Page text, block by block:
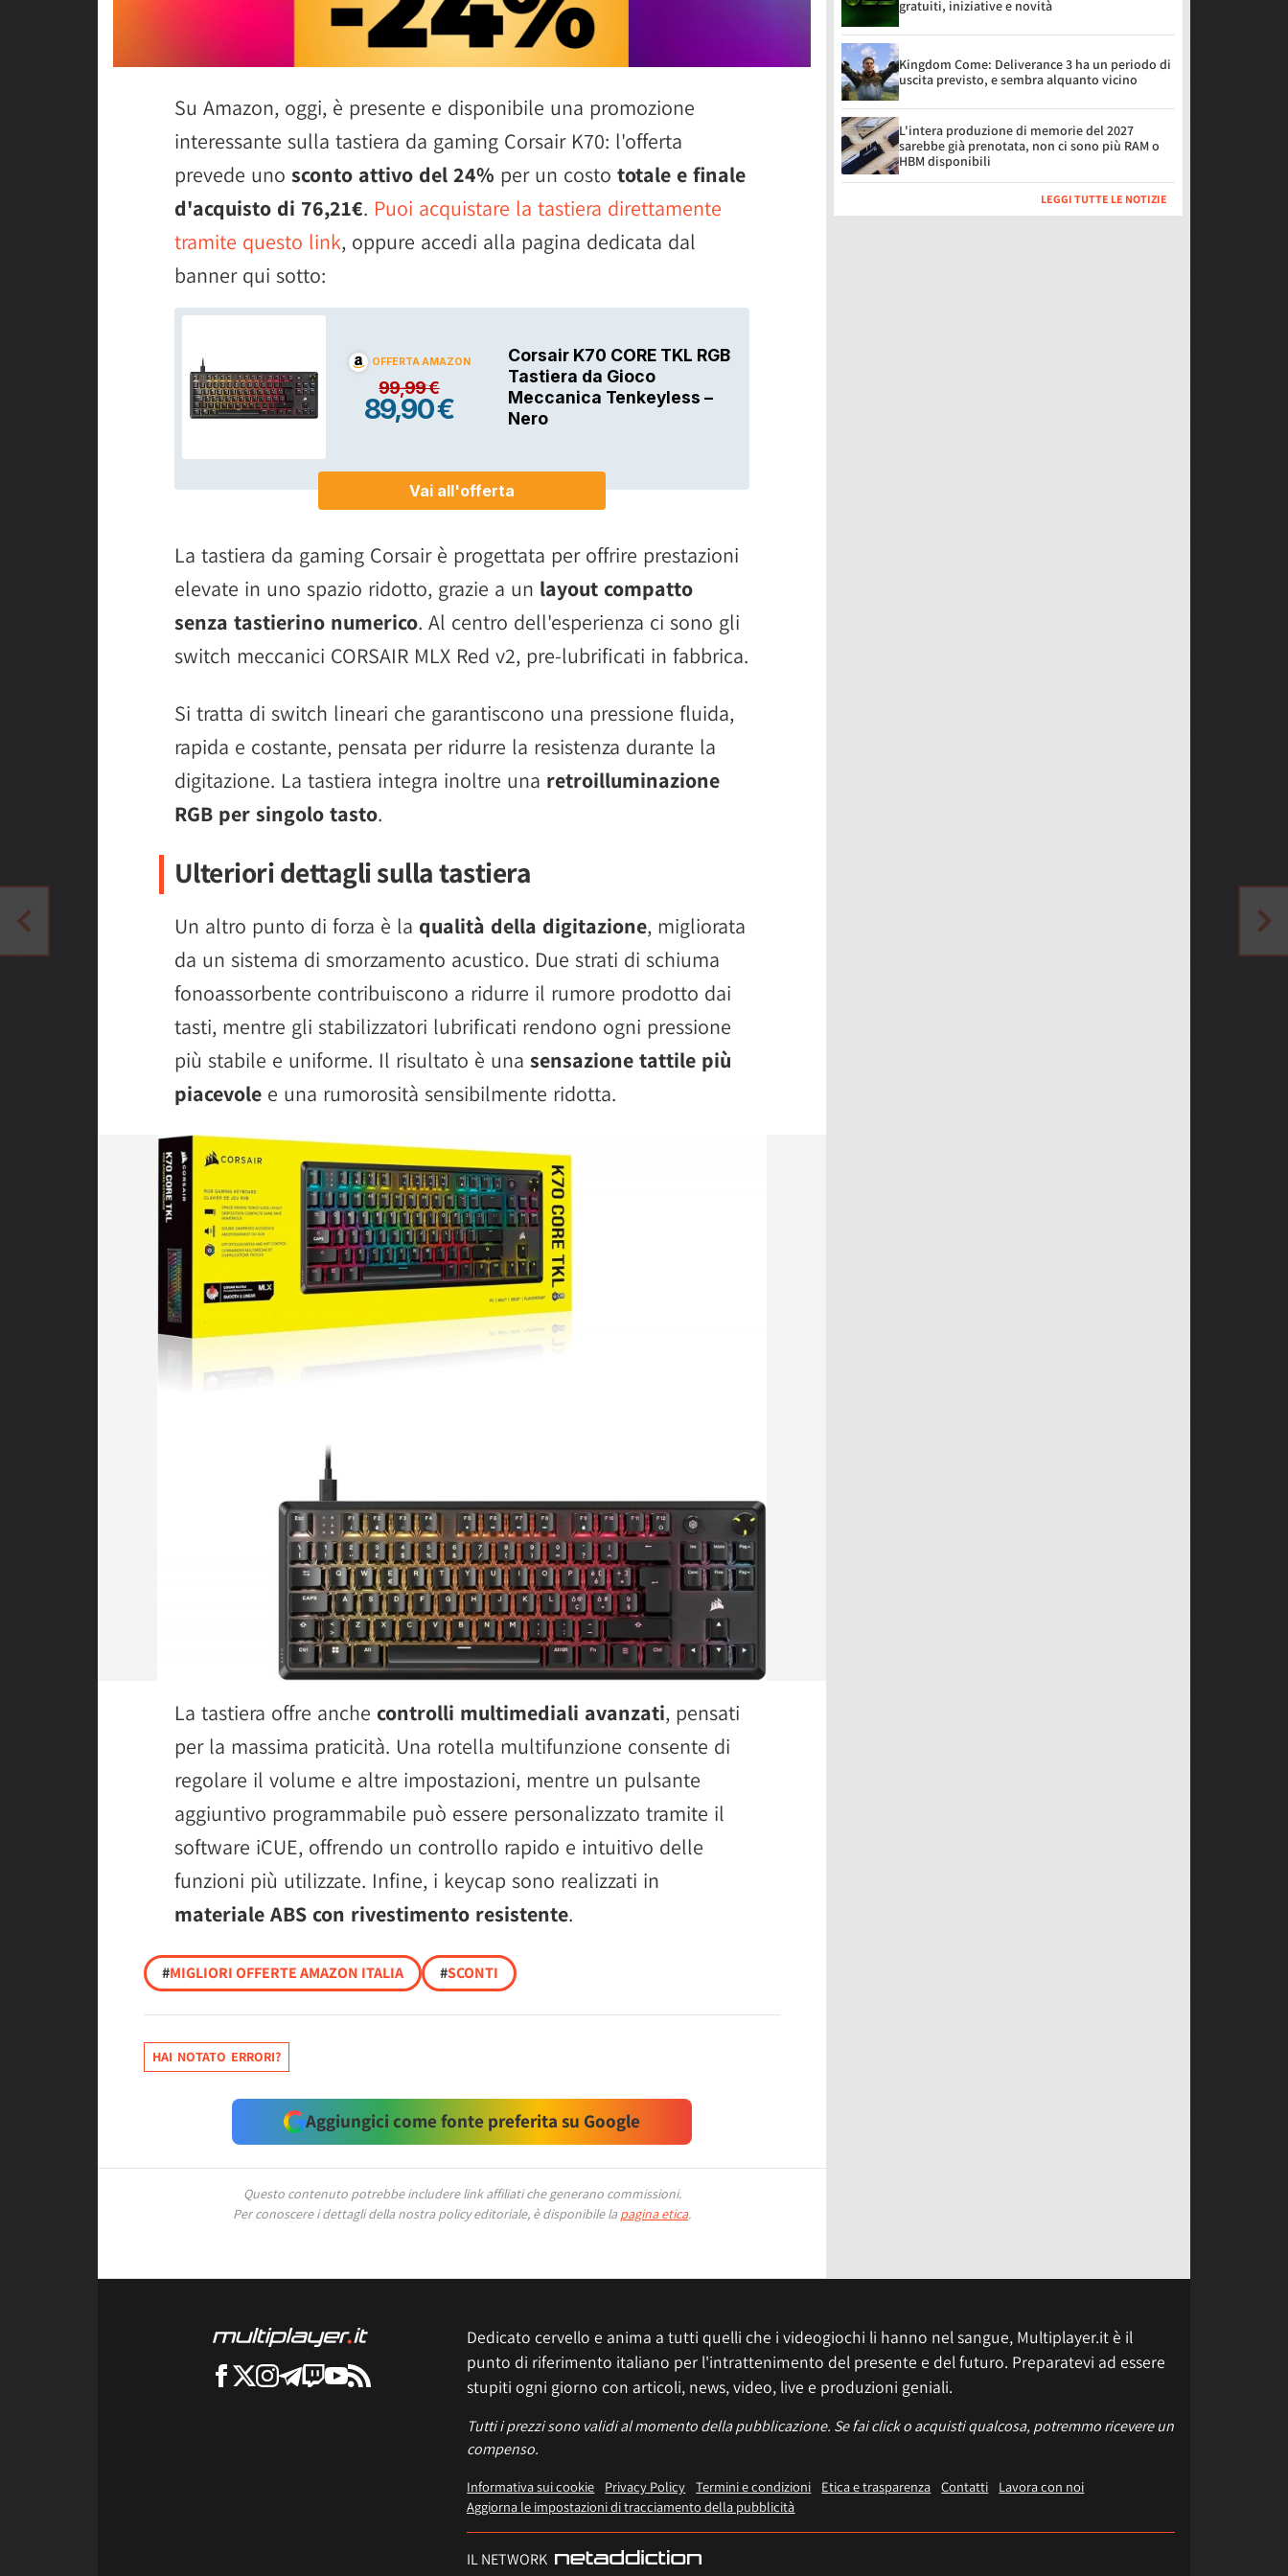
Su Amazon, oggi, è presente e disponibile una promozione
interessante sulla tastiera da gaming Corsair K70: l'offerta
prevede uno sconto attivo del 24% per un costo totale e finale
d'acquisto di 76,21€. Puoi acquistare la tastiera direttamente
tramite questo link, oppure accedi alla pagina dedicata dal
banner qui sotto:
La tastiera da gaming Corsair è progettata per offrire prestazioni
elevate in uno spazio ridotto, grazie a un layout compatto
senza tastierino numerico. Al centro dell'esperienza ci sono gli
switch meccanici CORSAIR MLX Red v2, pre-lubrificati in fabbrica.
Si tratta di switch lineari che garantiscono una pressione fluida,
rapida e costante, pensata per ridurre la resistenza durante la
digitazione. La tastiera integra inoltre una retroilluminazione
RGB per singolo tasto.
Ulteriori dettagli sulla tastiera
Un altro punto di forza è la qualità della digitazione, migliorata
da un sistema di smorzamento acustico. Due strati di schiuma
fonoassorbente contribuiscono a ridurre il rumore prodotto dai
tasti, mentre gli stabilizzatori lubrificati rendono ogni pressione
più stabile e uniforme. Il risultato è una sensazione tattile più
piacevole e una rumorosità sensibilmente ridotta.
La tastiera offre anche controlli multimediali avanzati, pensati
per la massima praticità. Una rotella multifunzione consente di
regolare il volume e altre impostazioni, mentre un pulsante
aggiuntivo programmabile può essere personalizzato tramite il
software iCUE, offrendo un controllo rapido e intuitivo delle
funzioni più utilizzate. Infine, i keycap sono realizzati in
materiale ABS con rivestimento resistente.
#MIGLIORI OFFERTE AMAZON ITALIA #SCONTI
HAI NOTATO ERRORI?
Aggiungici come fonte preferita su Google
Questo contenuto potrebbe includere link affiliati che generano commissioni.
Per conoscere i dettagli della nostra policy editoriale, è disponibile la pagina etica.
gratuiti, iniziative e novità
Kingdom Come: Deliverance 3 ha un periodo di
uscita previsto, e sembra alquanto vicino
L'intera produzione di memorie del 2027
sarebbe già prenotata, non ci sono più RAM o
HBM disponibili
LEGGI TUTTE LE NOTIZIE
Dedicato cervello e anima a tutti quelli che i videogiochi li hanno nel sangue, Multiplayer.it è il
punto di riferimento italiano per l'intrattenimento del presente e del futuro. Preparatevi ad essere
stupiti ogni giorno con articoli, news, video, live e produzioni geniali.
Tutti i prezzi sono validi al momento della pubblicazione. Se fai click o acquisti qualcosa, potremmo ricevere un
compenso.
Informativa sui cookie Privacy Policy Termini e condizioni Etica e trasparenza Contatti
Lavora con noi
Aggiorna le impostazioni di tracciamento della pubblicità
IL NETWORK